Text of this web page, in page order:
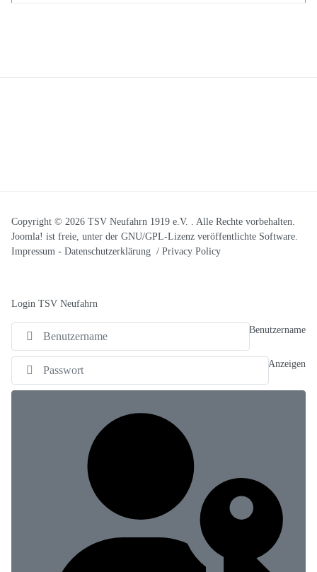
Copyright © 2026 TSV Neufahrn 1919 e.V. . Alle Rechte vorbehalten.
Joomla! ist freie, unter der GNU/GPL-Lizenz veröffentlichte Software.
Impressum - Datenschutzerklärung / Privacy Policy
Login TSV Neufahrn
Benutzername
Anzeigen